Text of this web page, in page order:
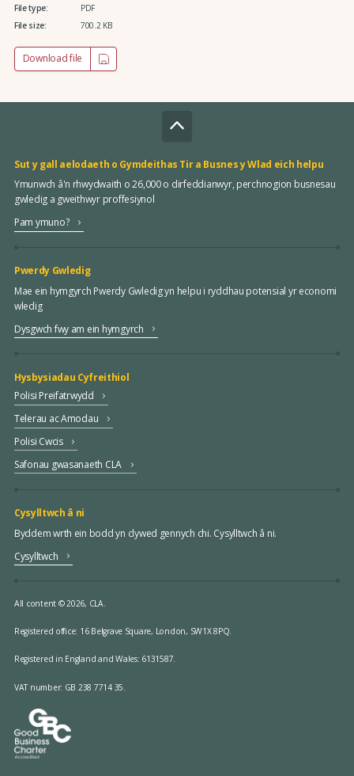
File type:
PDF
File size:
700.2 KB
Download file
Sut y gall aelodaeth o Gymdeithas Tir a Busnes y Wlad eich helpu
Ymunwch â'n rhwydwaith o 26,000 o dirfeddianwyr, perchnogion busnesau
gwledig a gweithwyr proffesiynol
Pam ymuno?
Pwerdy Gwledig
Mae ein hymgyrch Pwerdy Gwledig yn helpu i ryddhau potensial yr economi
wledig
Dysgwch fwy am ein hymgyrch
Hysbysiadau Cyfreithiol
Polisi Preifatrwydd
Telerau ac Amodau
Polisi Cwcis
Safonau gwasanaeth CLA
Cysylltwch â ni
Byddem wrth ein bodd yn clywed gennych chi. Cysylltwch â ni.
Cysylltwch
All content © 2026, CLA.
Registered office: 16 Belgrave Square, London, SW1X 8PQ.
Registered in England and Wales: 6131587.
VAT number: GB 238 7714 35.